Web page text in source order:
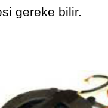
gereke bilir.